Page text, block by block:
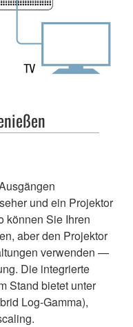
und ein Projektor
können Sie Ihren
aber den Projektor
verwenden —
Die integrierte
Stand bietet unter
Log-Gamma),